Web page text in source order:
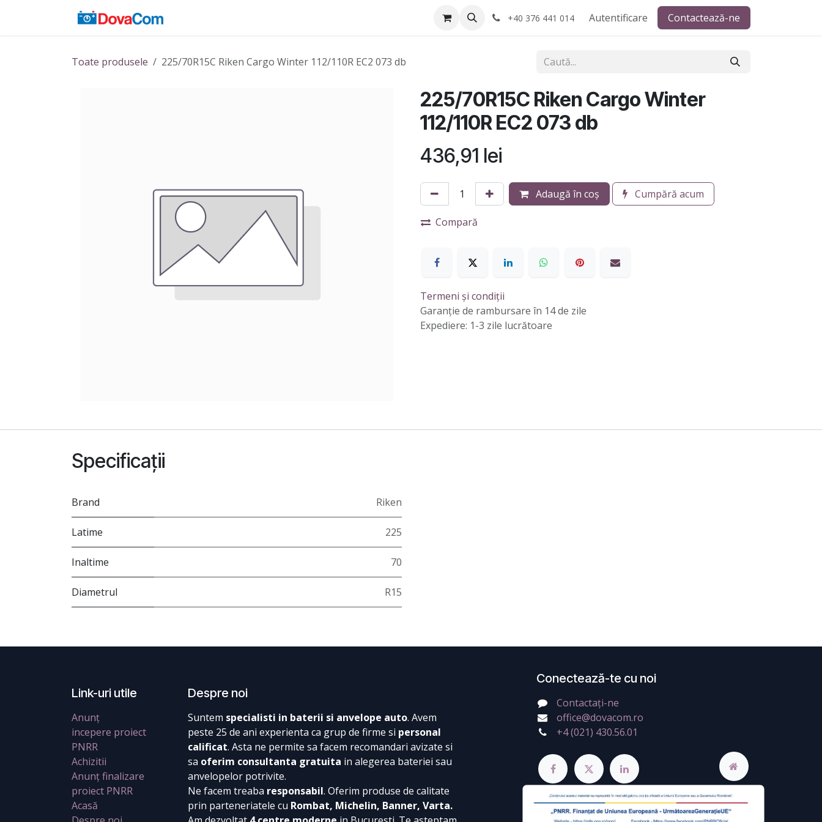
Service-uri montaj +40 376 441 014 Autentificare Contactează-ne
Toate produsele 225/70R15C Riken Cargo Winter 112/110R EC2 073 db
225/70R15C Riken Cargo Winter
112/110R EC2 073 db
436,91 lei
Adaugă în coș Cumpără acum
Compară
Termeni și condiții
Garanție de rambursare în 14 de zile
Expediere: 1-3 zile lucrătoare
Specificații
Brand Riken
Latime 225
Inaltime 70
Diametrul R15
Link-uri utile
Anunț
incepere proiect
PNRR
Achizitii
Anunț finalizare
proiect PNRR
Acasă
Despre noi
Suntem specialisti in baterii si anvelope auto. Avem
peste 25 de ani experienta ca grup de firme si personal
calificat. Asta ne permite sa facem recomandari avizate si
sa oferim consultanta gratuita in alegerea bateriei sau
anvelopelor potrivite.
Ne facem treaba responsabil. Oferim produse de calitate
prin parteneriatele cu Rombat, Michelin, Banner, Varta.
Conectează-te cu noi
Contactați-ne
office@dovacom.ro
+4 (021) 430.56.01